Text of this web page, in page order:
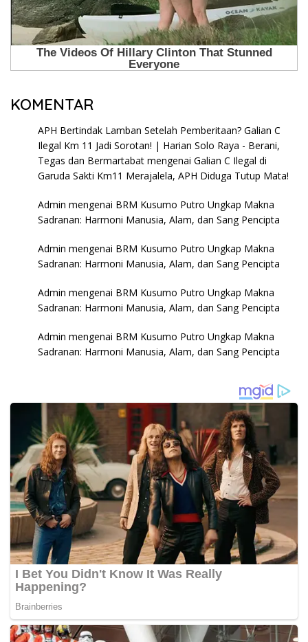
KOMENTAR
APH Bertindak Lamban Setelah Pemberitaan? Galian C
Ilegal Km 11 Jadi Sorotan! | Harian Solo Raya - Berani,
Tegas dan Bermartabat mengenai Galian C Ilegal di
Garuda Sakti Km11 Merajalela, APH Diduga Tutup Mata!
Admin mengenai BRM Kusumo Putro Ungkap Makna
Sadranan: Harmoni Manusia, Alam, dan Sang Pencipta
Admin mengenai BRM Kusumo Putro Ungkap Makna
Sadranan: Harmoni Manusia, Alam, dan Sang Pencipta
Admin mengenai BRM Kusumo Putro Ungkap Makna
Sadranan: Harmoni Manusia, Alam, dan Sang Pencipta
Admin mengenai BRM Kusumo Putro Ungkap Makna
Sadranan: Harmoni Manusia, Alam, dan Sang Pencipta